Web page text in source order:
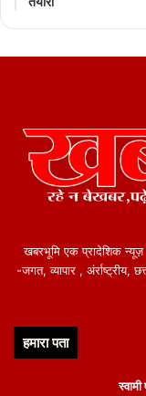
खबरभूमि एक प्रादेशिक
-जगत, व्यापार , अंर्राष्ट्रीय,
हमारा पता